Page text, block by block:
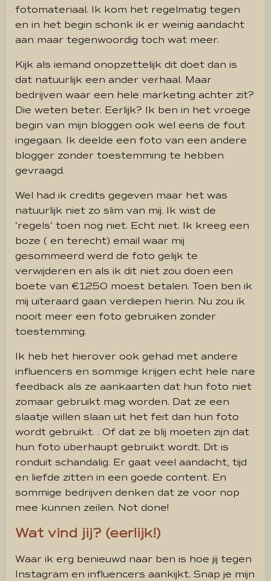
fotomateriaal. Ik kom het regelmatig tegen
en in het begin schonk ik er weinig aandacht
aan maar tegenwoordig toch wat meer.
Kijk als iemand onopzettelijk dit doet dan is
dat natuurlijk een ander verhaal. Maar
bedrijven waar een hele marketing achter zit?
Die weten beter. Eerlijk? Ik ben in het vroege
begin van mijn bloggen ook wel eens de fout
ingegaan. Ik deelde een foto van een andere
blogger zonder toestemming te hebben
gevraagd.
Wel had ik credits gegeven maar het was
natuurlijk niet zo slim van mij. Ik wist de
‘regels’ toen nog niet. Echt niet. Ik kreeg een
boze ( en terecht) email waar mij
gesommeerd werd de foto gelijk te
verwijderen en als ik dit niet zou doen een
boete van €1250 moest betalen. Toen ben ik
mij uiteraard gaan verdiepen hierin. Nu zou ik
nooit meer een foto gebruiken zonder
toestemming.
Ik heb het hierover ook gehad met andere
influencers en sommige krijgen echt hele nare
feedback als ze aankaarten dat hun foto niet
zomaar gebruikt mag worden. Dat ze een
slaatje willen slaan uit het feit dan hun foto
wordt gebruikt. . Of dat ze blij moeten zijn dat
hun foto überhaupt gebruikt wordt. Dit is
ronduit schandalig. Er gaat veel aandacht, tijd
en liefde zitten in een goede content. En
sommige bedrijven denken dat ze voor nop
mee kunnen zeilen. Not done!
Wat vind jij? (eerlijk!)
Waar ik erg benieuwd naar ben is hoe jij tegen
Instagram en influencers aankijkt. Snap je mijn